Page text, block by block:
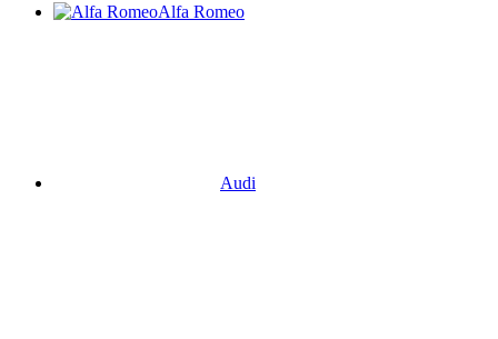
Alfa Romeo
Audi